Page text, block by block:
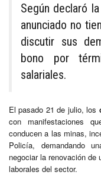
Según declaró
anunciado no
discutir sus
bono por
salariales.
El pasado 21 de julio, los
con manifestaciones
conducen a las minas,
Policía, demandando
negociar la renovación
laborales del sector.